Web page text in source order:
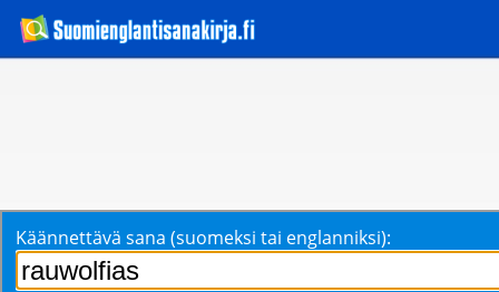
Käännettävä sana (suomeksi tai englanniksi):